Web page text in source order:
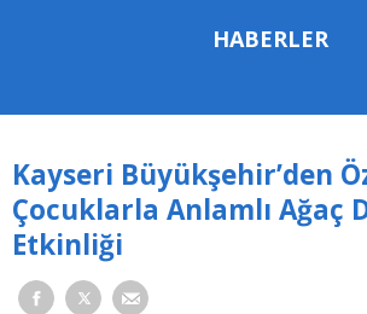
HABERLER
Kayseri Büyükşehir’den
Çocuklarla Anlamlı Ağaç
Etkinliği